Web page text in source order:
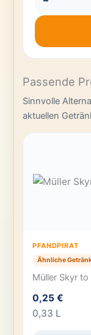
Passende
Sinnvolle
aktuellen
PFANDPIRAT
Ähnliche
Müller Skyr
0,25 €
0,33 L